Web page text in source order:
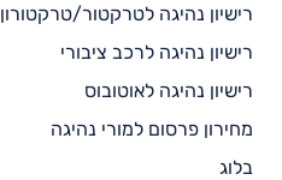
רישיון נהיגה לטרקטור/טרקטורון
רישיון נהיגה לרכב ציבורי
רישיון נהיגה לאוטובוס
מחירון פרסום למורי נהיגה
בלוג